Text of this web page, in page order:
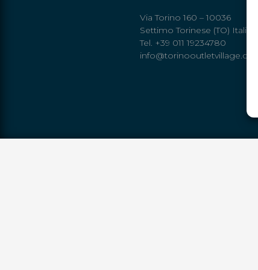
Via Torino 160 – 10036
Settimo Torinese (TO) Italia
Tel. +39 011 19234780
info@torinooutletvillage.com